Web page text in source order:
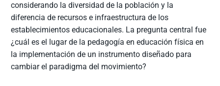
considerando la diversidad de la población y la
diferencia de recursos e infraestructura de los
establecimientos educacionales. La pregunta central fue
¿cuál es el lugar de la pedagogía en educación física en
la implementación de un instrumento diseñado para
cambiar el paradigma del movimiento?